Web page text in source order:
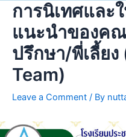
การนิเทศและ
แนะนำของค
ปรึกษา/พี่เลี้ย
Team)
Leave a Comment / By